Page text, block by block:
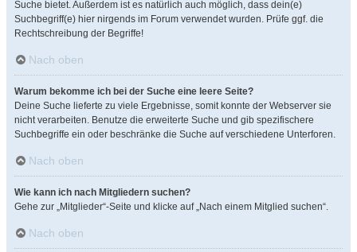
Suche bietet. Außerdem ist es natürlich auch möglich, dass dein(e)
Suchbegriff(e) hier nirgends im Forum verwendet wurden. Prüfe ggf. die
Rechtschreibung der Begriffe!
Nach oben
Warum bekomme ich bei der Suche eine leere Seite?
Deine Suche lieferte zu viele Ergebnisse, somit konnte der Webserver sie
nicht verarbeiten. Benutze die erweiterte Suche und gib spezifischere
Suchbegriffe ein oder beschränke die Suche auf verschiedene Unterforen.
Nach oben
Wie kann ich nach Mitgliedern suchen?
Gehe zur „Mitglieder“-Seite und klicke auf „Nach einem Mitglied suchen“.
Nach oben